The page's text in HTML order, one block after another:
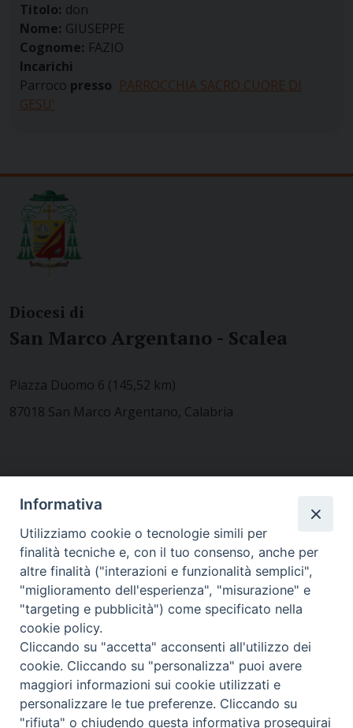
Titolo: don
Nome: GIUSEPPE
Cognome: FAZIO
Incarichi
Parroco presso PARROCCHIA SACRO CUORE DI
GESU’
Diocesi di
San Marco Argentano - Scalea
Piazza Duomo 6 (145,52 km)
87018 San Marco Argentano, Calabria
MODULISTICA
WEBMAIL
RENDICONTO 8X1000
Informativa
Utilizziamo cookie o tecnologie simili per
finalità tecniche e, con il tuo consenso, anche per
altre finalità ("interazioni e funzionalità semplici",
"miglioramento dell'esperienza", "misurazione" e
"targeting e pubblicità") come specificato nella
cookie policy.
Cliccando su "accetta" acconsenti all'utilizzo dei
cookie. Cliccando su "personalizza" puoi avere
maggiori informazioni sui cookie utilizzati e
personalizzare le tue preferenze. Cliccando su
"rifiuta" o chiudendo questa informativa proseguirai